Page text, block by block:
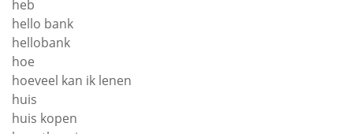
heb
hello bank
hellobank
hoe
hoeveel kan ik lenen
huis
huis kopen